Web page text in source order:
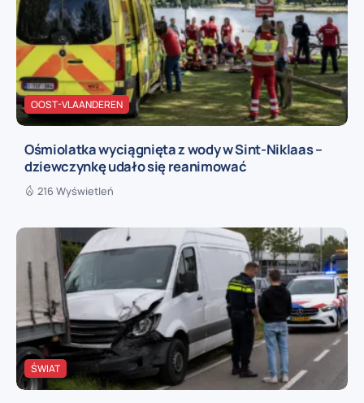
OOST-VLAANDEREN
Ośmiolatka wyciągnięta z wody w Sint-Niklaas –
dziewczynkę udało się reanimować
216 Wyświetleń
ŚWIAT